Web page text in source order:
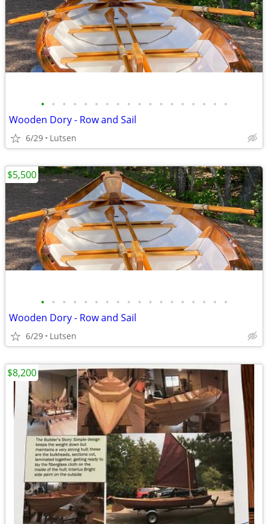
• • • • • • • • • • • • • • • • • •
Wooden Dory - Row and Sail
6/29 Lutsen
• • • • • • • • • • • • • • • • • •
Wooden Dory - Row and Sail
6/29 Lutsen
$5,500
$8,200